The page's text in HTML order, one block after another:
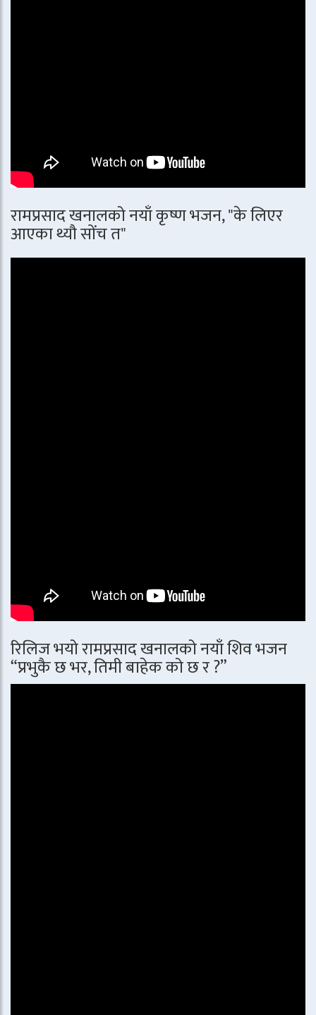
रामप्रसाद खनालको नयाँ कृष्ण भजन, "के लिएर
आएका थ्यौ सोंच त"
रिलिज भयो रामप्रसाद खनालको नयाँ शिव भजन
“प्रभुकै छ भर, तिमी बाहेक को छ र ?”